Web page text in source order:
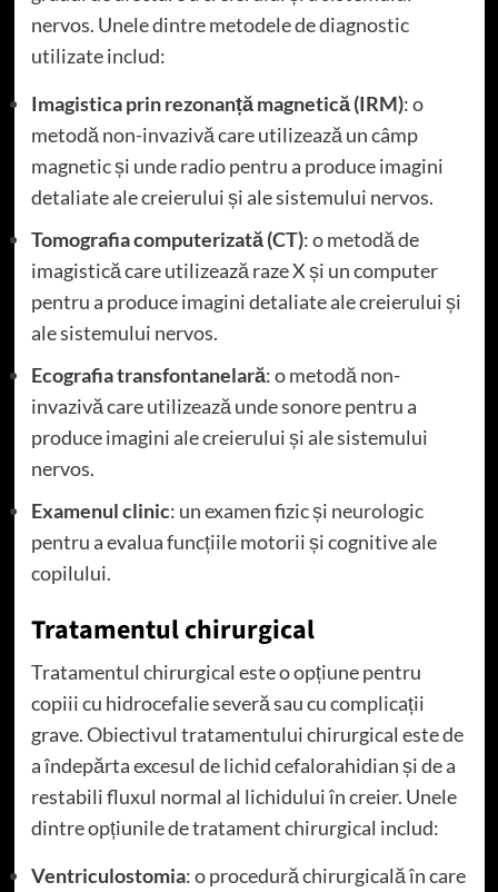
nervos. Unele dintre metodele de diagnostic
utilizate includ:
Imagistica prin rezonanță magnetică (IRM): o
metodă non-invazivă care utilizează un câmp
magnetic și unde radio pentru a produce imagini
detaliate ale creierului și ale sistemului nervos.
Tomografia computerizată (CT): o metodă de
imagistică care utilizează raze X și un computer
pentru a produce imagini detaliate ale creierului și
ale sistemului nervos.
Ecografia transfontanelară: o metodă non-
invazivă care utilizează unde sonore pentru a
produce imagini ale creierului și ale sistemului
nervos.
Examenul clinic: un examen fizic și neurologic
pentru a evalua funcțiile motorii și cognitive ale
copilului.
Tratamentul chirurgical
Tratamentul chirurgical este o opțiune pentru
copiii cu hidrocefalie severă sau cu complicații
grave. Obiectivul tratamentului chirurgical este de
a îndepărta excesul de lichid cefalorahidian și de a
restabili fluxul normal al lichidului în creier. Unele
dintre opțiunile de tratament chirurgical includ:
Ventriculostomia: o procedură chirurgicală în care